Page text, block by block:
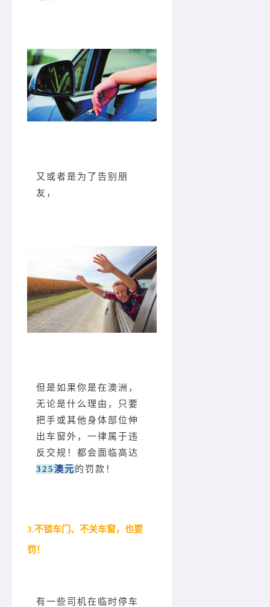
又或者是为了告别朋
友，
但是如果你是在澳洲，
无论是什么理由，只要
把手或其他身体部位伸
出车窗外，一律属于违
反交规！都会面临高达
325澳元的罚款！
3.不锁车门、不关车窗，也要
罚！
有一些司机在临时停车